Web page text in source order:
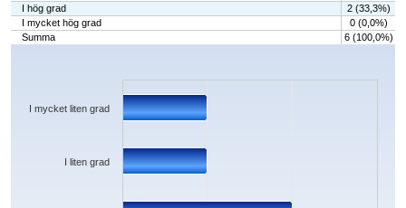
I hög grad
2 (33,3%)
I mycket hög grad
0 (0,0%)
Summa
6 (100,0%)
Chart
The chart has 1 X axis displaying categories.
The chart has 1 Y axis displaying values. Data ranges from 0 to 2.
I liten grad
I mycket liten grad